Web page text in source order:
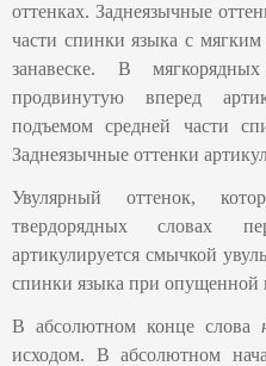
оттенках. Заднеязычные
части спинки языка с
занавеске. В
продвинутую вперед
подъемом средней части
Заднеязычные оттенки
Увулярный оттенок,
твердорядных словах
артикулируется смычкой
спинки языка при опущенной
В абсолютном конце слова
исходом. В абсолютном